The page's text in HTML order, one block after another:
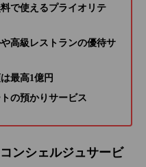
で使えるプライオリテ
高級レストランの優待サ
最高1億円
の預かりサービス
ンシェルジュサービ